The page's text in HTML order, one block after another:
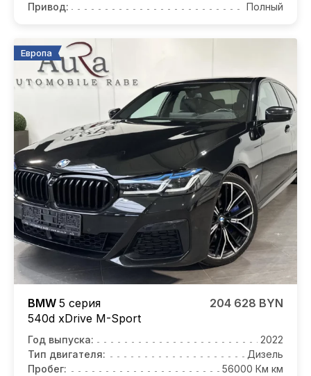
Привод:
Полный
Европа
BMW 5 серия
540d xDrive M-Sport
204 628 BYN
Год выпуска:
2022
Тип двигателя:
Дизель
Пробег:
56000 Км км